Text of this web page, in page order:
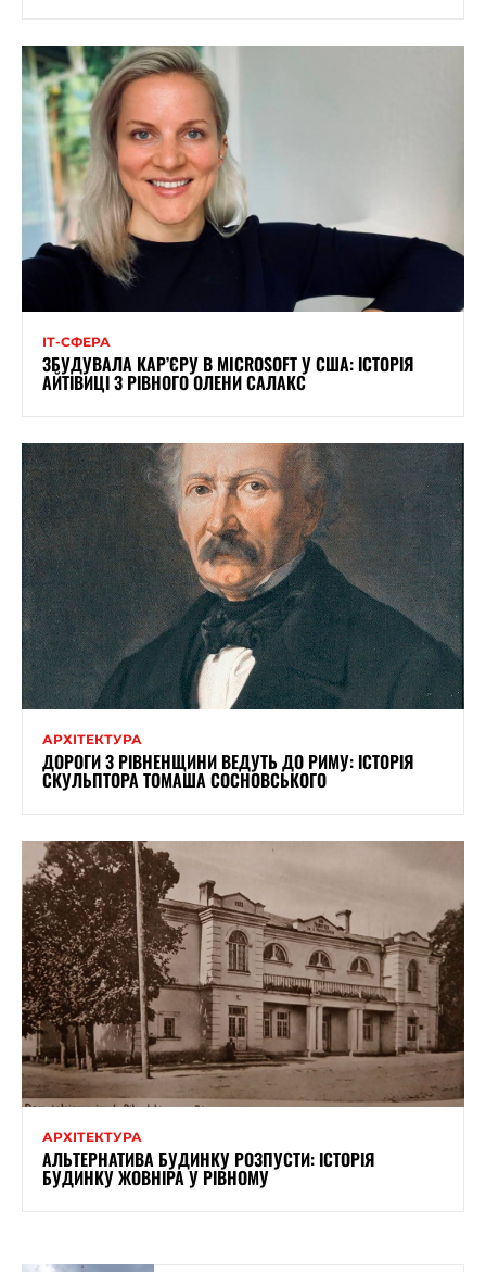
ІТ-СФЕРА
ЗБУДУВАЛА КАР’ЄРУ В MICROSOFT У США: ІСТОРІЯ
АЙТІВИЦІ З РІВНОГО ОЛЕНИ САЛАКС
АРХІТЕКТУРА
ДОРОГИ З РІВНЕНЩИНИ ВЕДУТЬ ДО РИМУ: ІСТОРІЯ
СКУЛЬПТОРА ТОМАША СОСНОВСЬКОГО
АРХІТЕКТУРА
АЛЬТЕРНАТИВА БУДИНКУ РОЗПУСТИ: ІСТОРІЯ
БУДИНКУ ЖОВНІРА У РІВНОМУ